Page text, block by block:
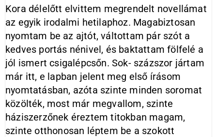
Kora délelőtt elvittem megrendelt novellámat
az egyik irodalmi hetilaphoz. Magabiztosan
nyomtam be az ajtót, váltottam pár szót a
kedves portás nénivel, és baktattam fölfelé a
jól ismert csigalépcsőn. Sok- százszor jártam
már itt, e lapban jelent meg első írásom
nyomtatásban, azóta szinte minden soromat
közölték, most már megvallom, szinte
háziszerzőnek éreztem titokban magam,
szinte otthonosan léptem be a szokott